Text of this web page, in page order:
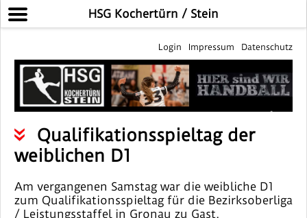
HSG Kochertürn / Stein
Login Impressum Datenschutz
Qualifikationsspieltag der
weiblichen D1
Am vergangenen Samstag war die weibliche D1
zum Qualifikationsspieltag für die Bezirksoberliga
/ Leistungsstaffel in Gronau zu Gast.